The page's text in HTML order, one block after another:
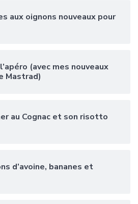
aux oignons nouveaux pour
(avec mes nouveaux
Mastrad)
au Cognac et son risotto
d’avoine, bananes et